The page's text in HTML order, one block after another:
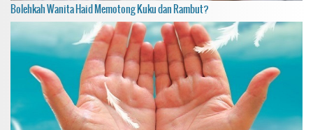
Bolehkah Wanita Haid Memotong Kuku dan Rambut?